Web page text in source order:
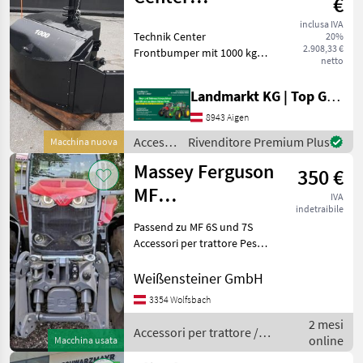
Sonstige
Macchina nuova
1000kg
inclusa IVA
20%
2.908,33 €
netto
Technik Center
Frontbumper mit 1000 kg -
Baujahr 2026 - 1000 kg
Gewicht - Integrierte
Werkzeugkiste - LED-
Beleuchtung - Bekle
Landmarkt KG | Top Gebrauchtmaschinen Zentrum
8943 Aigen
Accessori
per
trattore
/
Sonstige
Rivenditore Premium Plus
Macchina usata
Massey Ferguson
MF
Frontblockgewicht
170 Kg
350 €
IVA
indetraibile
Passend zu MF 6S und 7S
Accessori per trattore Pesi
Weißensteiner GmbH
3354 Wolfsbach
Accessori per trattore /
Massey Ferguson
2 mesi
online